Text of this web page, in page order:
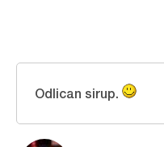
Odlican sirup.